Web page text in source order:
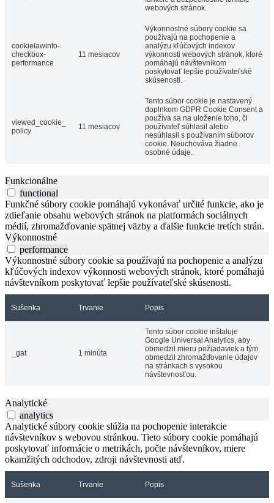
webových stránok.
cookielawinfo-
checkbox-
performance
11 mesiacov
Výkonnostné súbory cookie sa
používajú na pochopenie a
analýzu kľúčových indexov
výkonnosti webových stránok, ktoré
pomáhajú návštevníkom
poskytovať lepšie používateľské
skúsenosti.
viewed_cookie_
policy
11 mesiacov
Tento súbor cookie je nastavený
doplnkom GDPR Cookie Consent a
používa sa na uloženie toho, či
používateľ súhlasil alebo
nesúhlasil s používaním súborov
cookie. Neuchováva žiadne
osobné údaje.
Funkcionálne
functional
Funkčné súbory cookie pomáhajú vykonávať určité funkcie, ako je
zdieľanie obsahu webových stránok na platformách sociálnych
médií, zhromažďovanie spätnej väzby a ďalšie funkcie tretích strán.
Výkonnostné
performance
Výkonnostné súbory cookie sa používajú na pochopenie a analýzu
kľúčových indexov výkonnosti webových stránok, ktoré pomáhajú
návštevníkom poskytovať lepšie používateľské skúsenosti.
Sušenka Trvanie Popis
_gat 1 minúta
Tento súbor cookie inštaluje
Google Universal Analytics, aby
obmedzil mieru požiadaviek a tým
obmedzil zhromažďovanie údajov
na stránkach s vysokou
návštevnosťou.
Analytické
analytics
Analytické súbory cookie slúžia na pochopenie interakcie
návštevníkov s webovou stránkou. Tieto súbory cookie pomáhajú
poskytovať informácie o metrikách, počte návštevníkov, miere
okamžitých odchodov, zdroji návštevnosti atď.
Sušenka Trvanie Popis